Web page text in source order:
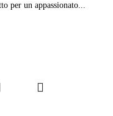
per un appassionato...